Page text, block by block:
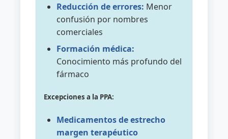
Reducción de errores: Menor
confusión por nombres
comerciales
Formación médica:
Conocimiento más profundo del
fármaco
Excepciones a la PPA:
Medicamentos de estrecho
margen terapéutico